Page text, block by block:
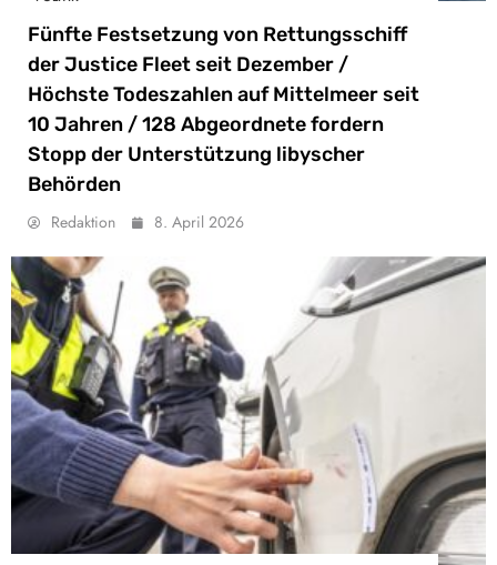
Fünfte Festsetzung von Rettungsschiff
der Justice Fleet seit Dezember /
Höchste Todeszahlen auf Mittelmeer seit
10 Jahren / 128 Abgeordnete fordern
Stopp der Unterstützung libyscher
Behörden
Redaktion 8. April 2026